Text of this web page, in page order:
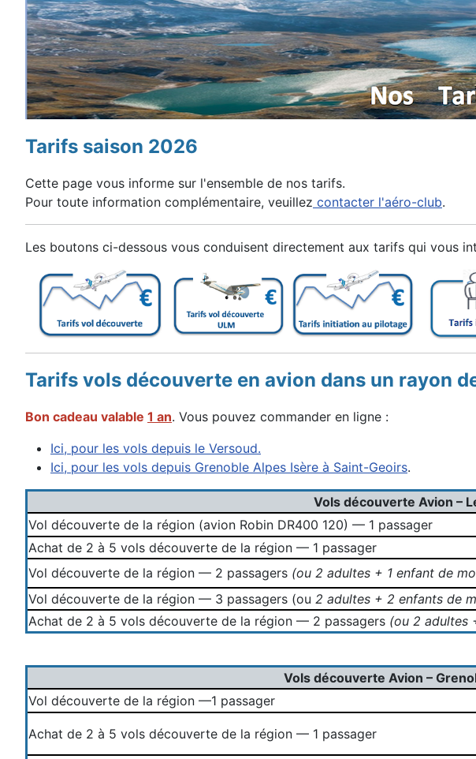
Tarifs saison 2026
Cette page vous informe sur l'ensemble de nos tarifs.
Pour toute information complémentaire, veuillez contacter l'aéro-club.
Les boutons ci-dessous vous conduisent directement aux tarifs qui vous
Tarifs vols découverte en avion dans un rayon
Bon cadeau valable 1 an. Vous pouvez commander en ligne :
Ici, pour les vols depuis le Versoud.
Ici, pour les vols depuis Grenoble Alpes Isère à Saint-Geoirs.
Vols découverte Avion –
Vol découverte de la région (avion Robin DR400 120) — 1 passager
Achat de 2 à 5 vols découverte de la région — 1 passager
Vol découverte de la région — 2 passagers (ou 2 adultes + 1 enfant de
Vol découverte de la région — 3 passagers (ou 2 adultes + 2 enfants de
Achat de 2 à 5 vols découverte de la région — 2 passagers (ou 2 adultes
Vols découverte Avion –
Vol découverte de la région —1 passager
Achat de 2 à 5 vols découverte de la région — 1 passager